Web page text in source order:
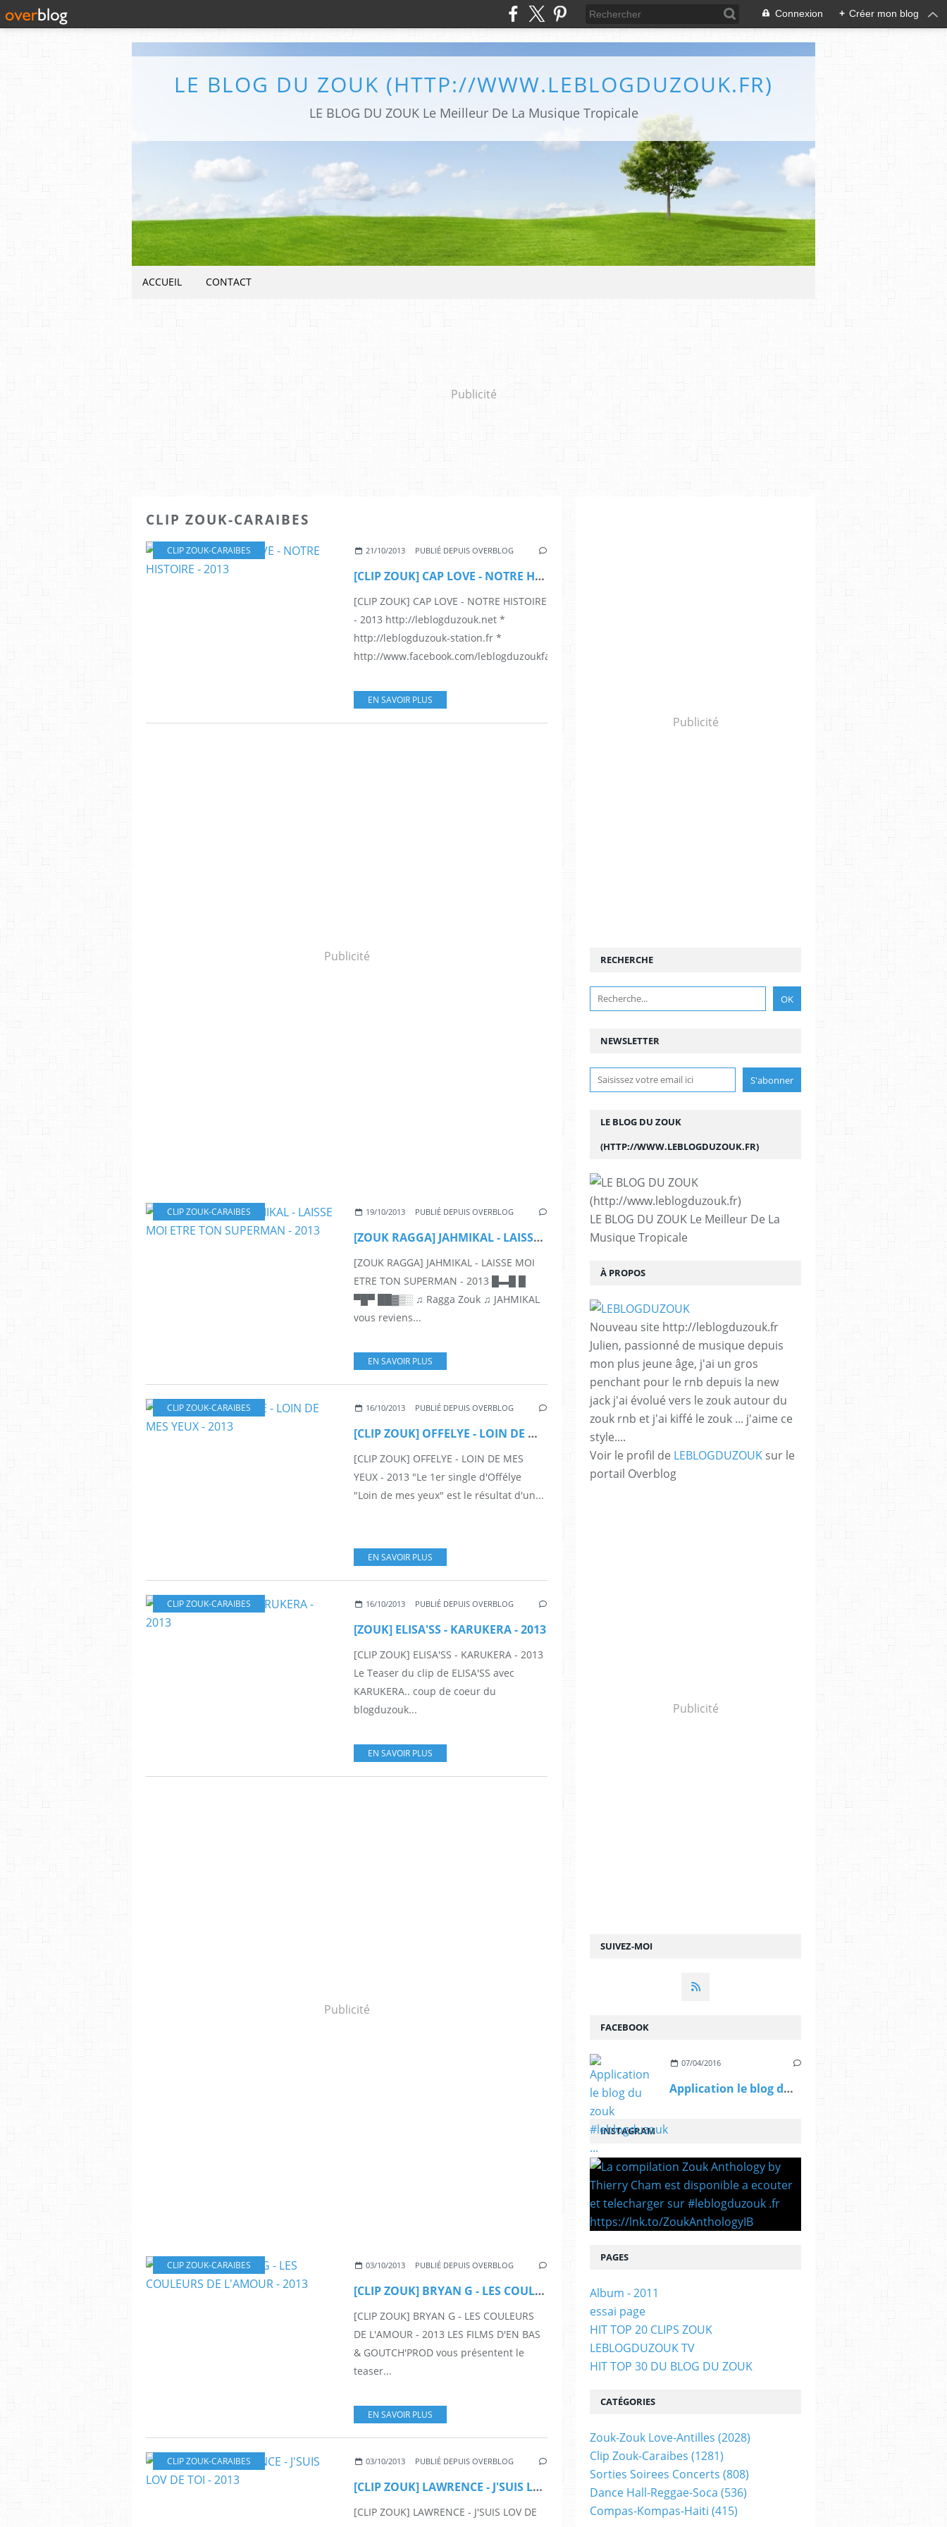
Connexion + Créer mon blog
LE BLOG DU ZOUK (HTTP://WWW.LEBLOGDUZOUK.FR)
LE BLOG DU ZOUK Le Meilleur De La Musique Tropicale
ACCUEIL CONTACT
Publicité
CLIP ZOUK-CARAIBES
CLIP ZOUK-CARAIBES 21/10/2013 PUBLIÉ DEPUIS OVERBLOG
[CLIP ZOUK] CAP LOVE - NOTRE HISTOIRE - 2013
[CLIP ZOUK] CAP LOVE - NOTRE HISTOIRE
- 2013 http://leblogduzouk.net *
http://leblogduzouk-station.fr *
http://www.facebook.com/leblogduzoukfanpage...
EN SAVOIR PLUS
Publicité
CLIP ZOUK-CARAIBES 19/10/2013 PUBLIÉ DEPUIS OVERBLOG
[ZOUK RAGGA] JAHMIKAL - LAISSE MOI ETRE TON SUPERMAN - 2013
[ZOUK RAGGA] JAHMIKAL - LAISSE MOI
ETRE TON SUPERMAN - 2013 █▬█ █
▀█▀ ██▓▒░ ♫ Ragga Zouk ♫ JAHMIKAL
vous reviens...
EN SAVOIR PLUS
CLIP ZOUK-CARAIBES 16/10/2013 PUBLIÉ DEPUIS OVERBLOG
[CLIP ZOUK] OFFELYE - LOIN DE MES YEUX - 2013
[CLIP ZOUK] OFFELYE - LOIN DE MES
YEUX - 2013 "Le 1er single d'Offélye
"Loin de mes yeux" est le résultat d'un...
EN SAVOIR PLUS
CLIP ZOUK-CARAIBES 16/10/2013 PUBLIÉ DEPUIS OVERBLOG
[ZOUK] ELISA'SS - KARUKERA - 2013
[CLIP ZOUK] ELISA'SS - KARUKERA - 2013
Le Teaser du clip de ELISA'SS avec
KARUKERA.. coup de coeur du
blogduzouk...
EN SAVOIR PLUS
Publicité
CLIP ZOUK-CARAIBES 03/10/2013 PUBLIÉ DEPUIS OVERBLOG
[CLIP ZOUK] BRYAN G - LES COULEURS DE L'AMOUR - 2013
[CLIP ZOUK] BRYAN G - LES COULEURS
DE L'AMOUR - 2013 LES FILMS D'EN BAS
& GOUTCH'PROD vous présentent le
teaser...
EN SAVOIR PLUS
CLIP ZOUK-CARAIBES 03/10/2013 PUBLIÉ DEPUIS OVERBLOG
[CLIP ZOUK] LAWRENCE - J'SUIS LOV DE TOI - 2013
[CLIP ZOUK] LAWRENCE - J'SUIS LOV DE
Publicité
NEWSLETTER
SUIVEZ-MOI
RECHERCHE
LE BLOG DU ZOUK
(HTTP://WWW.LEBLOGDUZOUK.FR)
LE BLOG DU ZOUK Le Meilleur De La
Musique Tropicale
À PROPOS
Nouveau site http://leblogduzouk.fr
Julien, passionné de musique depuis
mon plus jeune âge, j'ai un gros
penchant pour le rnb depuis la new
jack j'ai évolué vers le zouk autour du
zouk rnb et j'ai kiffé le zouk ... j'aime ce
style....
Voir le profil de LEBLOGDUZOUK sur le
portail Overblog
Publicité
FACEBOOK
07/04/2016
Application le blog du zouk #leblogduzouk ...
INSTAGRAM
PAGES
Album - 2011
essai page
HIT TOP 20 CLIPS ZOUK
LEBLOGDUZOUK TV
HIT TOP 30 DU BLOG DU ZOUK
CATÉGORIES
Zouk-Zouk Love-Antilles (2028)
Clip Zouk-Caraibes (1281)
Sorties Soirees Concerts (808)
Dance Hall-Reggae-Soca (536)
Compas-Kompas-Haiti (415)